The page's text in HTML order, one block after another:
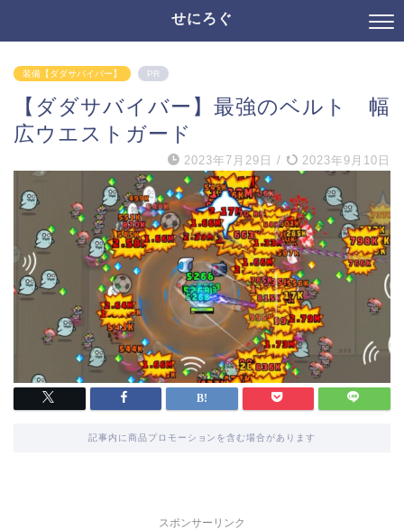
せにろぐ
装備【ダダサバイバー】 PR
【ダダサバイバー】最強のベルト 幅
広ウエストガード
2023年7月29日 / 2023年9月10日
記事内に商品プロモーションを含む場合があります
スポンサーリンク